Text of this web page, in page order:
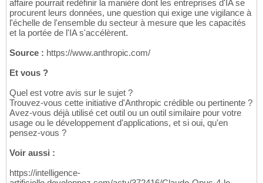
affaire pourrait redéfinir la manière dont les entreprises d'IA se
procurent leurs données, une question qui exige une vigilance à
l'échelle de l'ensemble du secteur à mesure que les capacités
et la portée de l'IA s'accélèrent.
Source : https://www.anthropic.com/
Et vous ?
Quel est votre avis sur le sujet ?
Trouvez-vous cette initiative d'Anthropic crédible ou pertinente ?
Avez-vous déjà utilisé cet outil ou un outil similaire pour votre
usage ou le développement d'applications, et si oui, qu'en
pensez-vous ?
Voir aussi :
https://intelligence-